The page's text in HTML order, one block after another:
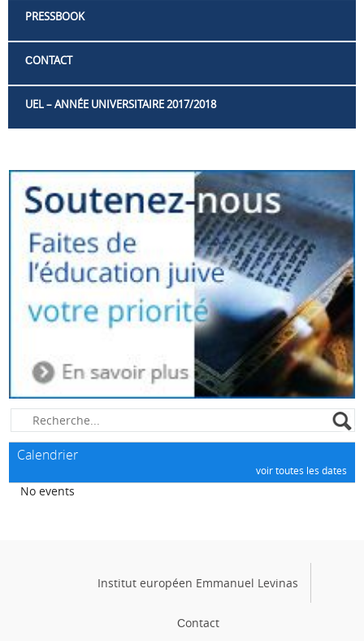
PRESSBOOK
СONTACT
UEL – ANNÉE UNIVERSITAIRE 2017/2018
Calendrier
No events
voir toutes les dates
Institut européen Emmanuel Levinas
Сontact